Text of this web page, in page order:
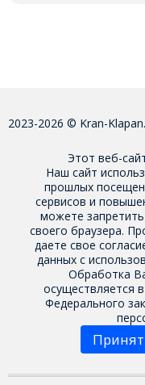
2023-2026 © Kran-
Этот веб-
Наш сайт
прошлых
сервисов и
можете
своего браузера.
даете свое
данных с
Обработка
осуществляется
Федерального